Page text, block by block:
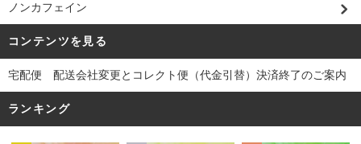
ノンカフェイン
コンテンツを見る
宅配便 配送会社変更とコレクト便（代金引替）決済終了のご案内
ランキング